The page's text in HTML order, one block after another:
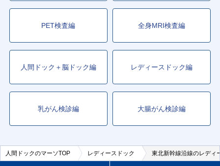
PET検査編 全身MRI検査編
人間ドック＋脳ドック編 レディースドック編
乳がん検診編 大腸がん検診編
人間ドックのマーソTOP レディースドック 東北新幹線沿線のレディ